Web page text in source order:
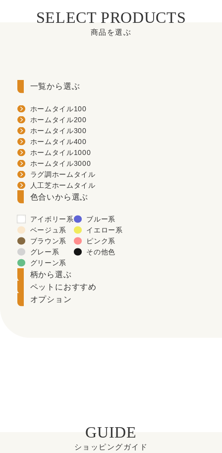
SELECT PRODUCTS
商品を選ぶ
一覧から選ぶ
ホームタイル100
ホームタイル200
ホームタイル300
ホームタイル400
ホームタイル1000
ホームタイル3000
ラグ調ホームタイル
人工芝ホームタイル
色合いから選ぶ
アイボリー系
ベージュ系
ブラウン系
グレー系
グリーン系
ブルー系
イエロー系
ピンク系
その他色
柄から選ぶ
ペットにおすすめ
オプション
GUIDE
ショッピングガイド